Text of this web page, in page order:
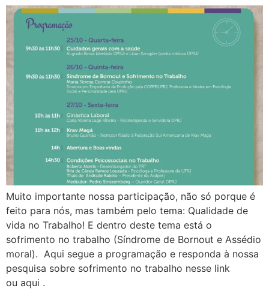
Muito importante nossa participação, não só porque é
feito para nós, mas também pelo tema: Qualidade de
vida no Trabalho! E dentro deste tema está o
sofrimento no trabalho (Síndrome de Bornout e Assédio
moral). Aqui segue a programação e responda à nossa
pesquisa sobre sofrimento no trabalho nesse link
ou aqui .